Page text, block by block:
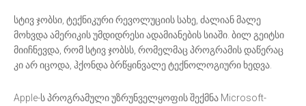
სტივ ჯობსი, ტექნიკური რევოლუციის სახე, ძალიან მალე
მოხვდა ამერიკის უმდიდრესი ადამიანების სიაში. ბილ გეიტსი
მიიჩნევდა, რომ სტივ ჯობსს, რომელმაც პროგრამის დაწერაც
კი არ იცოდა, ჰქონდა ბრწყინვალე ტექნოლოგიური ხედვა.
Apple-ს პროგრამული უზრუნველყოფის შექმნა Microsoft-